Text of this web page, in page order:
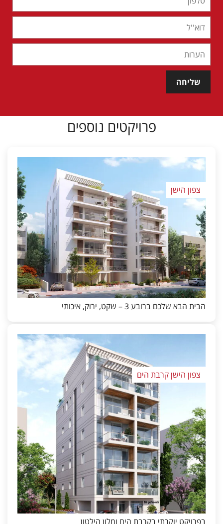
שליחה
פרויקטים נוספים
צפון הישן
הבית הבא שלכם ברובע 3 – שקט, ירוק, איכותי
צפון הישן קרבת הים
בפרויקט יוקרתי בקרבת הים ומלון הילטון